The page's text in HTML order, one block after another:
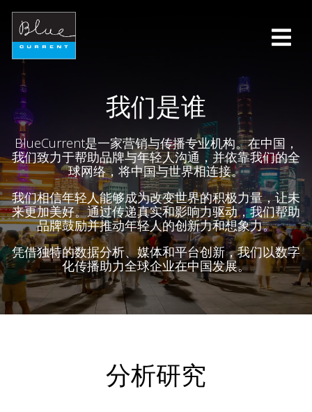
我们是谁
BlueCurrent是一家营销与传播专业机构。在中国，
我们致力于帮助品牌与年轻人沟通，并依靠我们的全
球网络，将中国与世界相连接。
我们相信年轻人能够成为改变世界的积极力量，让未
来更加美好。通过传递真实和影响力驱动，我们帮助
品牌鼓励并推动年轻人的创新力和想象力。
凭借独特的数据分析、媒体和平台创新，我们以数字
化传播助力全球企业在中国发展。
分析研究